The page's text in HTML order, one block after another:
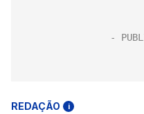
REDAÇÃO i